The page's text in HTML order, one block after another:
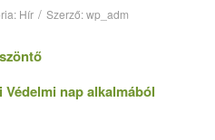
Hír / Szerző:wp_adm
nap alkalmából